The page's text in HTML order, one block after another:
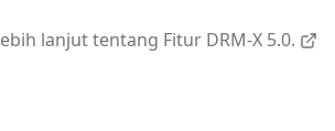
lanjut tentang Fitur DRM-X 5.0.